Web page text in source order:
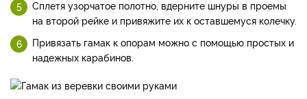
Сплетя узорчатое полотно, вдерните шнуры в проемы
на второй рейке и привяжите их к оставшемуся колечку.
Привязать гамак к опорам можно с помощью простых и
надежных карабинов.